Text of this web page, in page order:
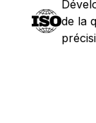
de la